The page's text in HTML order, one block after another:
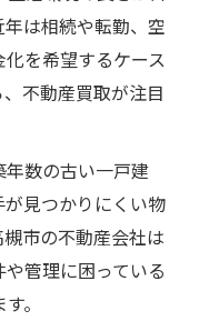
は相続や転勤、空
を希望するケース
不動産買取が注目
年数の古い一戸建
見つかりにくい物
市の不動産会社は
管理に困っている
。